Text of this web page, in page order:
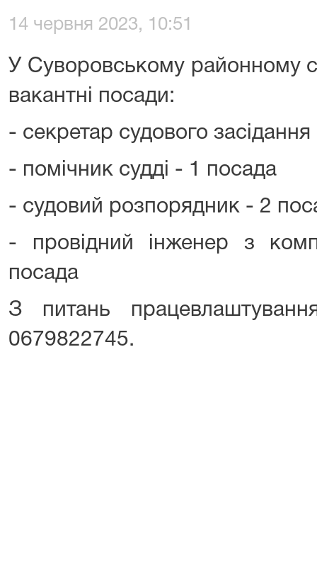
14 червня 2023, 10:51
У Суворовському районному
вакантні посади:
- секретар судового
- помічник судді - 1 посада
- судовий розпорядник - 2
- провідний інженер з
посада
З питань
0679822745.